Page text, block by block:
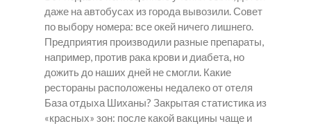
даже на автобусах из города вывозили. Совет
по выбору номера: все окей ничего лишнего.
Предприятия производили разные препараты,
например, против рака крови и диабета, но
дожить до наших дней не смогли. Какие
рестораны расположены недалеко от отеля
База отдыха Шиханы? Закрытая статистика из
«красных» зон: после какой вакцины чаще и